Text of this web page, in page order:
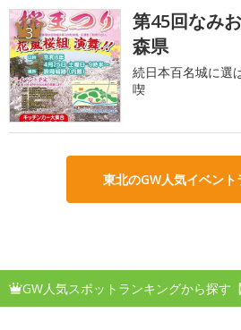
3
第45回なみ
森県
続日本百名城に選
喫
東北のGW人気イベント
GW人気スポットランキングから探す